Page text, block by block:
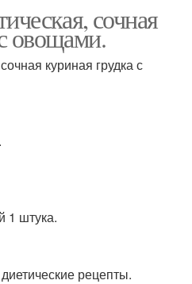
сочная
овощами.
куриная грудка с
1 штука.
рецепты.